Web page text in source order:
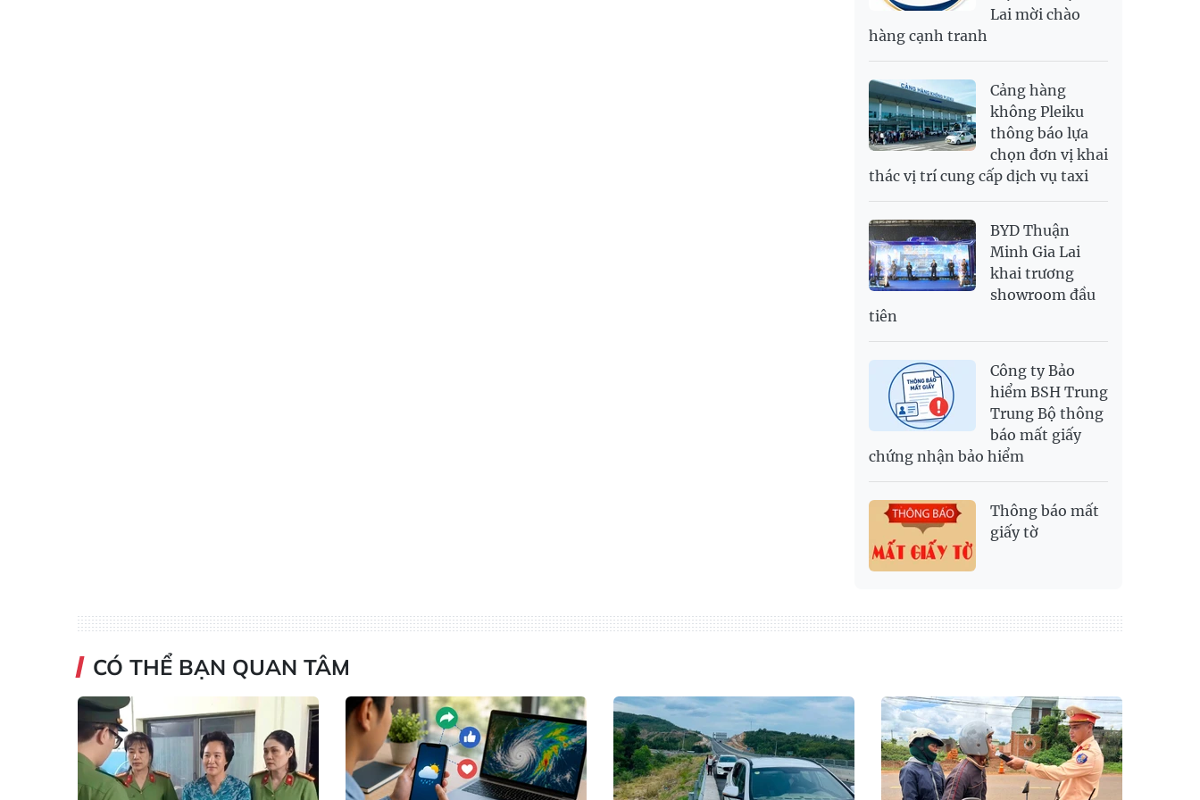
2,702.79
2,817.41
SGD
USD
26,000 26,030 26,410
Lai mời chào
hàng cạnh tranh
Cảng hàng
không Pleiku
thông báo lựa
chọn đơn vị khai
thác vị trí cung cấp dịch vụ taxi
BYD Thuận
Minh Gia Lai
khai trương
showroom đầu
tiên
Công ty Bảo
hiểm BSH Trung
Trung Bộ thông
báo mất giấy
chứng nhận bảo hiểm
Thông báo mất
giấy tờ
CÓ THỂ BẠN QUAN TÂM